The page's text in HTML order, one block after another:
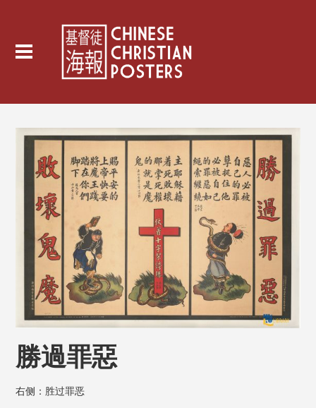
勝過罪惡
右侧：胜过罪恶